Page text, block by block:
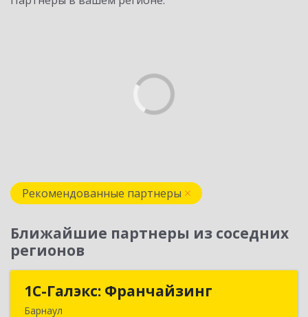
Рекомендованные партнеры
Ближайшие партнеры из соседних
регионов
1С-Галэкс: Франчайзинг
Барнаул
1С-Галэкс: Франчайзинг